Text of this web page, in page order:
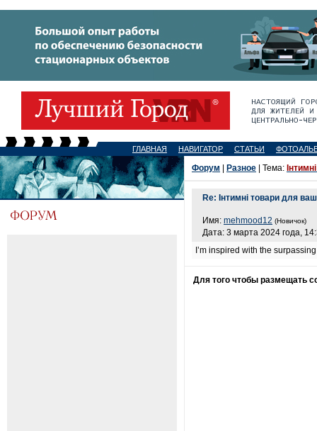
ГЛАВНАЯ НАВИГАТОР СТАТЬИ
Форум Разное | Тема:
Re: Інтимні товари для
Имя: mehmood12 (Новичок)
Дата: 3 марта 2024 года,
I’m inspired with the
Для того чтобы размещать